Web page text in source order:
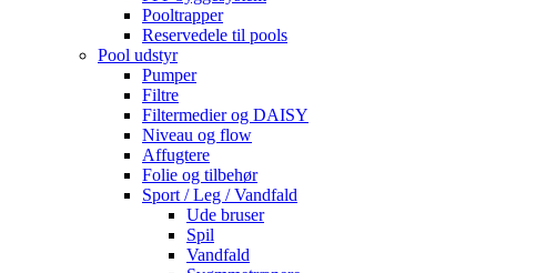
Pooltrapper
Reservedele til pools
Pool udstyr
Pumper
Filtre
Filtermedier og DAISY
Niveau og flow
Affugtere
Folie og tilbehør
Sport / Leg / Vandfald
Ude bruser
Spil
Vandfald